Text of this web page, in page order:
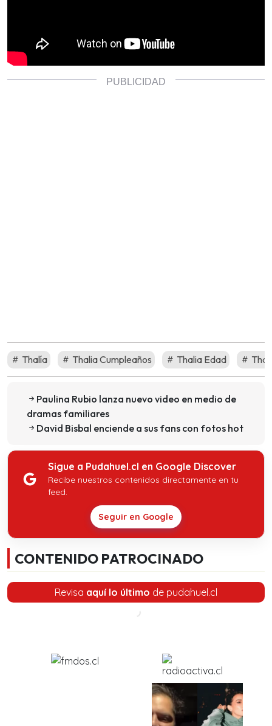
Thalía Thalia Cumpleaños Thalia Edad
Paulina Rubio lanza nuevo video en medio de
dramas familiares
David Bisbal enciende a sus fans con fotos hot
Sigue a Pudahuel.cl en Google Discover
Recibe nuestros contenidos directamente en tu
feed.
Seguir en Google
CONTENIDO PATROCINADO
Revisa aquí lo último de pudahuel.cl